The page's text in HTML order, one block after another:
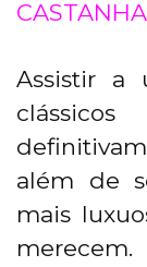
Assistir a
além de
mais
merecem.